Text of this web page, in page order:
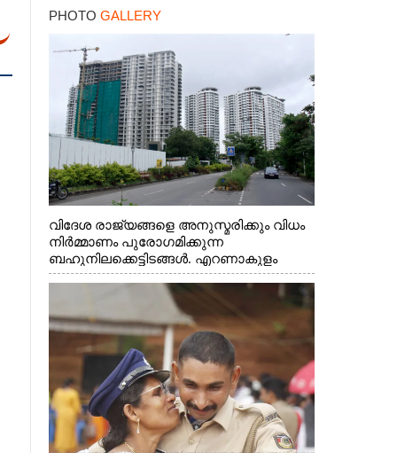
PHOTO GALLERY
വിദേശ രാജ്യങ്ങളെ അനുസ്മരിക്കും വിധം
നിർമ്മാണം പുരോഗമിക്കുന്ന
ബഹുനിലക്കെട്ടിടങ്ങൾ. എറണാകുളം
ചാത്യാത്ത് റോഡിൽ നിന്നുള്ള കാഴ്ച